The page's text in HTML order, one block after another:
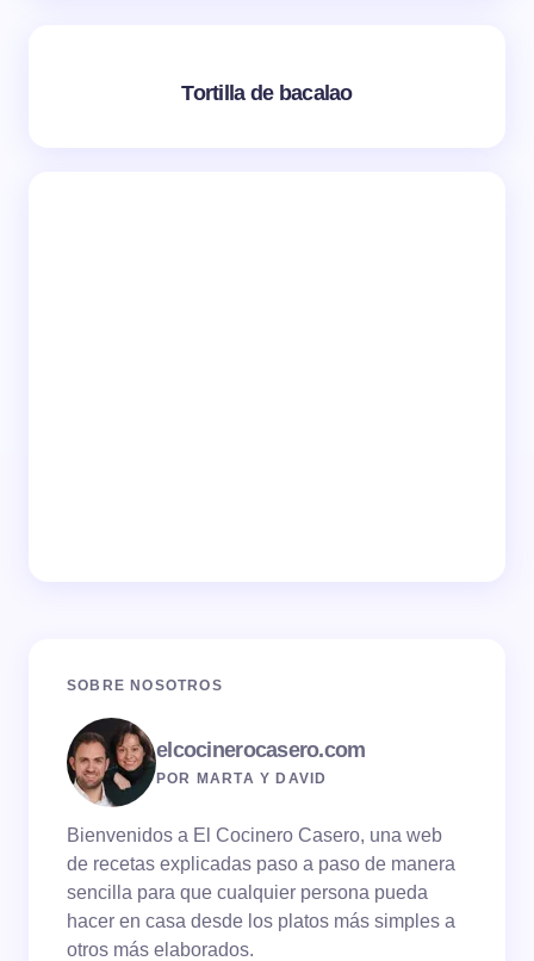
Tortilla de bacalao
SOBRE NOSOTROS
elcocinerocasero.com
POR MARTA Y DAVID
Bienvenidos a El Cocinero Casero, una web
de recetas explicadas paso a paso de manera
sencilla para que cualquier persona pueda
hacer en casa desde los platos más simples a
otros más elaborados.